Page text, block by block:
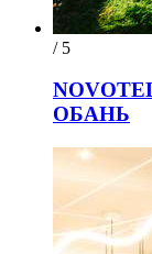
/ 5
ОБАНЬ